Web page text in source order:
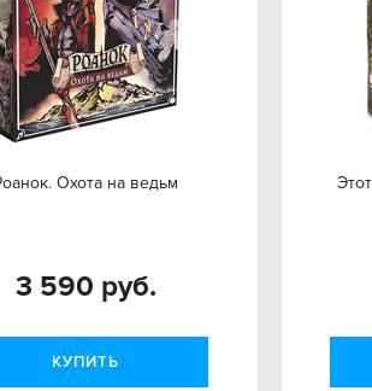
Охота на ведьм
3 590 руб.
КУПИТЬ